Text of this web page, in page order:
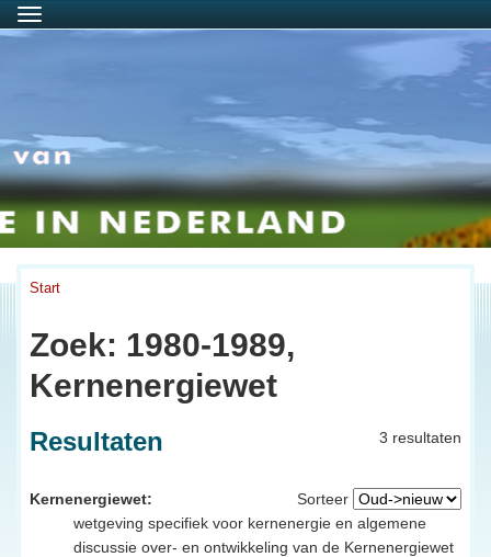
Menu
Start
Zoek: 1980-1989,
Kernenergiewet
3 resultaten
Resultaten
Sorteer
Kernenergiewet:
wetgeving specifiek voor kernenergie en algemene
discussie over- en ontwikkeling van de Kernenergiewet